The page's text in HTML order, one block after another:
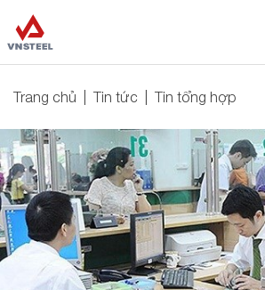
Trang chủ Tin tức Tin tổng hợp